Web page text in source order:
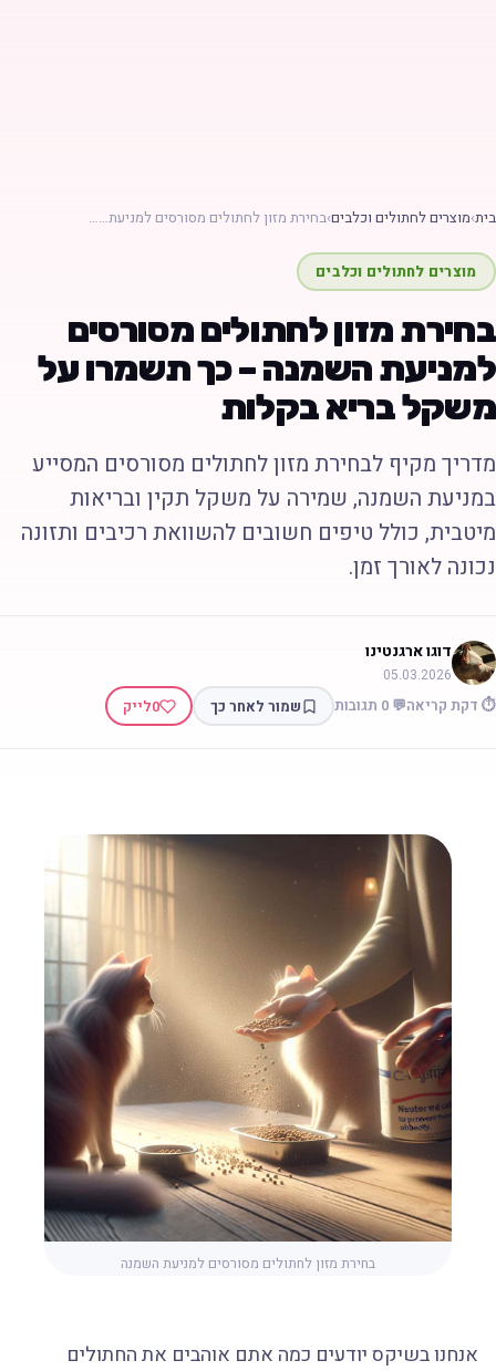
›מוצרים לחתולים וכלבים›בחירת מזון לחתולים מסורסים למניעת……
מוצרים לחתולים וכלבים
מזון לחתולים מסורסים
השמנה – כך תשמרו על
בריא בקלות
מקיף לבחירת מזון לחתולים מסורסים המסייע
השמנה, שמירה על משקל תקין ובריאות
כולל טיפים חשובים להשוואת רכיבים ותזונה
לאורך זמן.
דוגו ארגנטינו
05.03.2026
דקת קריאה💬 0 תגובות שמור לאחר כך 0לייק
בחירת מזון לחתולים מסורסים למניעת השמנה
אנחנו בשיקס יודעים כמה אתם אוהבים את החתולים